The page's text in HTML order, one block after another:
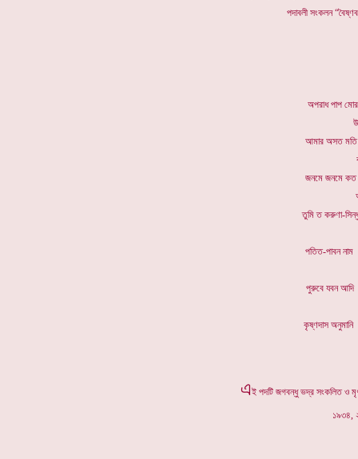
পদাবলী সংকলন
অপরাধ
আমার অসত
জনমে
তুমি ত
পতিত-
পুরুবে
কৃষ্ণদাস
এই পদটি জগবন্ধু ভদ্র সংকলিত ও
১৯৩৪,